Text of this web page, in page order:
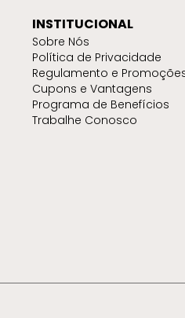
INSTITUCIONAL
Sobre Nós
Política de Privacidade
Regulamento e
Cupons e Vantagens
Programa de Benefícios
Trabalhe Conosco